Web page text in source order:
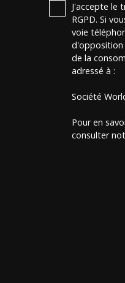
J'accepte le
RGPD. Si
voie
d'opposition
de la
adressé à :
Société
Pour en
consulter